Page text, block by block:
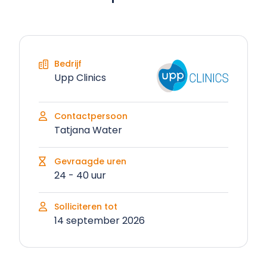
Bedrijf
Upp Clinics
Contactpersoon
Tatjana Water
Gevraagde uren
24 - 40 uur
Solliciteren tot
14 september 2026